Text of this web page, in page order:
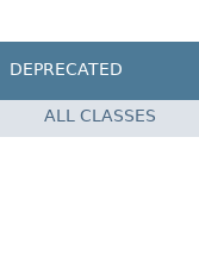
DEPRECATED
ALL CLASSES